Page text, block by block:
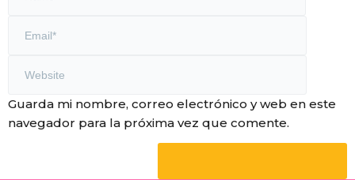
Guarda mi nombre, correo electrónico y web en este
navegador para la próxima vez que comente.